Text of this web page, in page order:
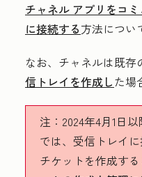
チャネル アプリをコ
に接続する方法につい
なお、チャネルは既存
信トレイを作成した場
注： 2024年4月1日
では、受信トレイ
チケットを作成する